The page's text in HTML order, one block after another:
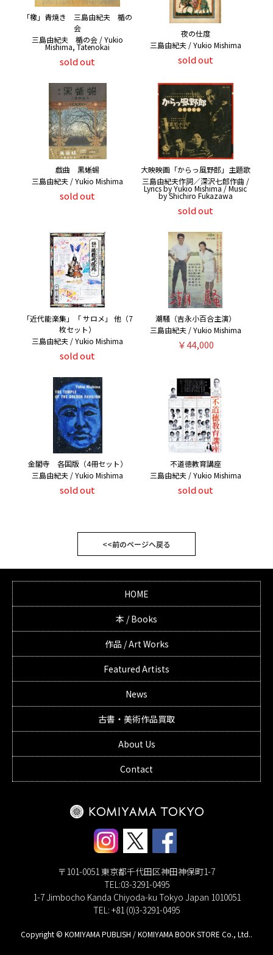
「檄」青焼き 三島由紀夫 楯の
会
三島由紀夫 楯の会 / Yukio
Mishima, Tatenokai
sold out
夜の仕度
三島由紀夫 / Yukio Mishima
sold out
戯曲 黒蜥蜴
三島由紀夫 / Yukio Mishima
sold out
大映映画「からっ風野郎」主題歌
三島由紀夫作詞／深沢七郎作曲 /
Lyrics by Yukio Mishima / Music
by Shichiro Fukazawa
sold out
「近代能楽集」「 サロメ」 他（7
枚セット）
三島由紀夫 / Yukio Mishima
sold out
潮騒（吉永小百合主演）
三島由紀夫 / Yukio Mishima
￥44,000
金閣寺 各国版（4冊セット）
三島由紀夫 / Yukio Mishima
sold out
不道徳教育講座
三島由紀夫 / Yukio Mishima
sold out
<<前のページへ戻る
HOME
本 / Books
作品 / Art Works
Featured Artists
News
古書・美術作品買取
About Us
Contact
〒101-0051 東京都千代田区神田神保町1-7
TEL:03-3291-0495
1-7 Jimbocho Kanda Chiyoda-ku Tokyo Japan 1010051
TEL: +81 (0)3-3291-0495
Copyright © KOMIYAMA PUBLISH / KOMIYAMA BOOK STORE Co., Ltd..